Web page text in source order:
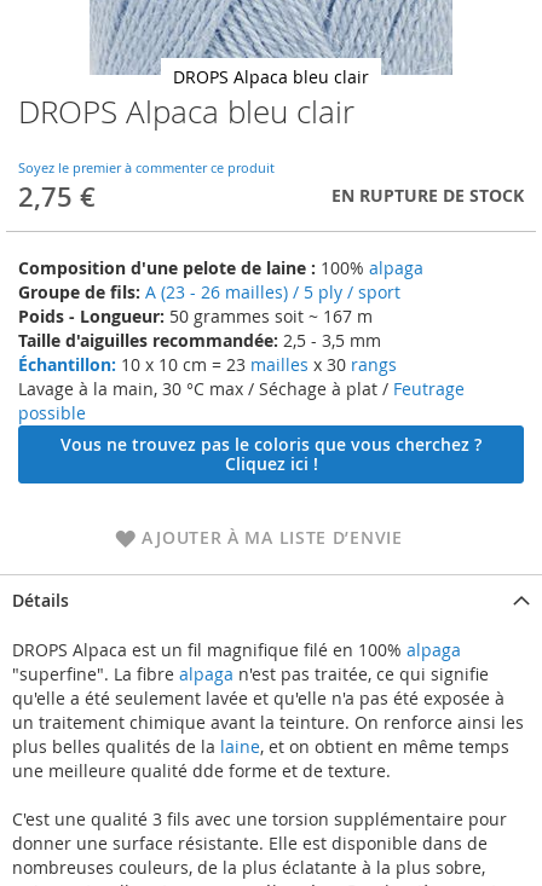
DROPS Alpaca bleu clair
Soyez le premier à commenter ce produit
2,75 € EN RUPTURE DE STOCK
Composition d'une pelote de laine : 100% alpaga
Groupe de fils: A (23 - 26 mailles) / 5 ply / sport
Poids - Longueur: 50 grammes soit ~ 167 m
Taille d'aiguilles recommandée: 2,5 - 3,5 mm
Échantillon: 10 x 10 cm = 23 mailles x 30 rangs
Lavage à la main, 30 °C max / Séchage à plat / Feutrage
possible
Vous ne trouvez pas le coloris que vous cherchez ?
Cliquez ici !
AJOUTER À MA LISTE D’ENVIE
DROPS Alpaca bleu clair
Skip
to
beginning
of
the
gallery
Détails
DROPS Alpaca est un fil magnifique filé en 100% alpaga
"superfine". La fibre alpaga n'est pas traitée, ce qui signifie
qu'elle a été seulement lavée et qu'elle n'a pas été exposée à
un traitement chimique avant la teinture. On renforce ainsi les
plus belles qualités de la laine, et on obtient en même temps
une meilleure qualité dde forme et de texture.
C'est une qualité 3 fils avec une torsion supplémentaire pour
donner une surface résistante. Elle est disponible dans de
nombreuses couleurs, de la plus éclatante à la plus sobre,